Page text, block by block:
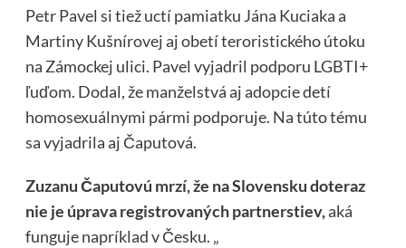
Petr Pavel si tiež uctí pamiatku Jána Kuciaka a
Martiny Kušnírovej aj obetí teroristického útoku
na Zámockej ulici. Pavel vyjadril podporu LGBTI+
ľuďom. Dodal, že manželstvá aj adopcie detí
homosexuálnymi pármi podporuje. Na túto tému
sa vyjadrila aj Čaputová.
Zuzanu Čaputovú mrzí, že na Slovensku doteraz
nie je úprava registrovaných partnerstiev,aká
funguje napríklad v Česku. „